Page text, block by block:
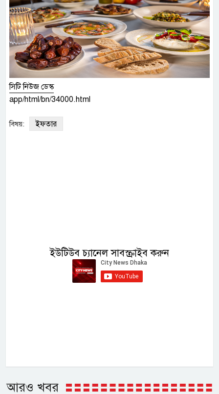
সিটি নিউজ ডেস্ক
app/html/bn/34000.html
বিষয়: ইফতার
ইউটিউব চ্যানেল সাবস্ক্রাইব করুন
আরও খবর